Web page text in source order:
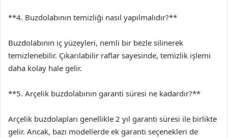
**4. Buzdolabının temizliği nasıl yapılmalıdır?**
Buzdolabının iç yüzeyleri, nemli bir bezle silinerek
temizlenebilir. Çıkarılabilir raflar sayesinde, temizlik işlemi
daha kolay hale gelir.
**5. Arçelik buzdolabının garanti süresi ne kadardır?**
Arçelik buzdolapları genellikle 2 yıl garanti süresi ile birlikte
gelir. Ancak, bazı modellerde ek garanti seçenekleri de